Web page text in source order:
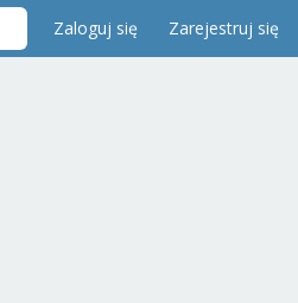
Zaloguj się Zarejestruj się